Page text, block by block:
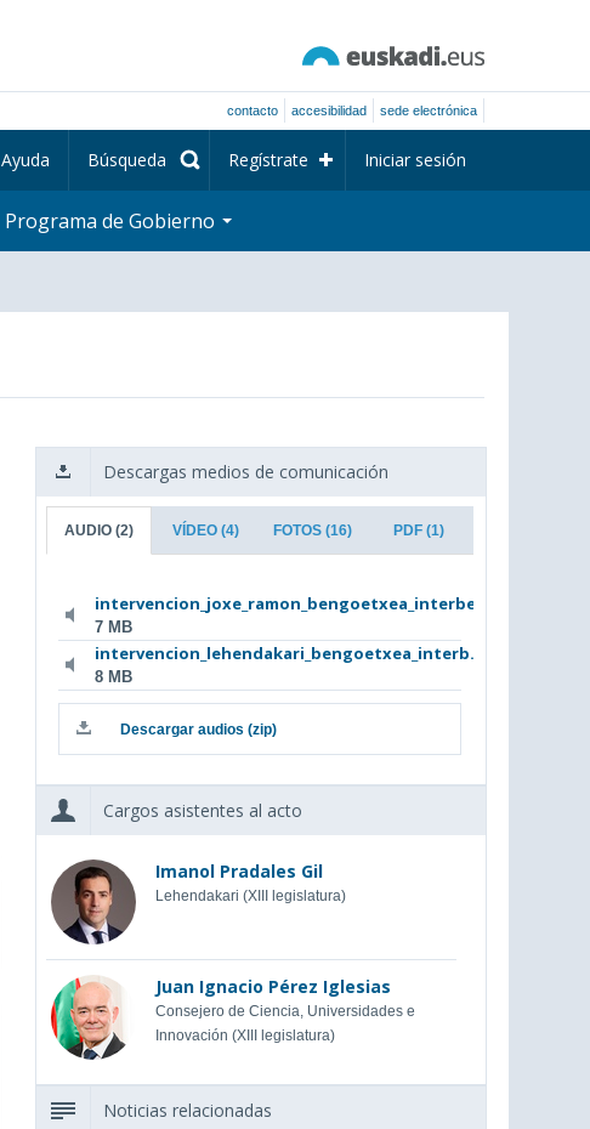
contacto accesibilidad sede electrónica
Ayuda Búsqueda Regístrate Iniciar sesión
Programa de Gobierno
Descargas medios de comunicación
AUDIO(2) VÍDEO(4) FOTOS(16) PDF (1)
intervencion_joxe_ramon_bengoetxea_interbe...
7 MB
intervencion_lehendakari_bengoetxea_interb...
8 MB
Descargar audios (zip)
Cargos asistentes al acto
Imanol Pradales Gil
Lehendakari (XIII legislatura)
Juan Ignacio Pérez Iglesias
Consejero de Ciencia, Universidades e
Innovación (XIII legislatura)
Noticias relacionadas